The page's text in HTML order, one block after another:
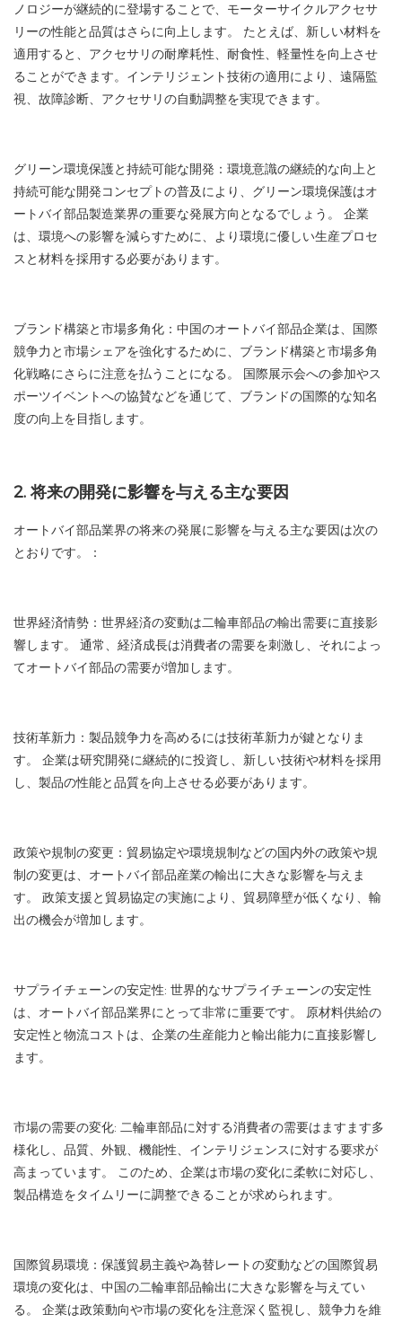
ノロジーが継続的に登場することで、モーターサイクルアクセサ
リーの性能と品質はさらに向上します。 たとえば、新しい材料を
適用すると、アクセサリの耐摩耗性、耐食性、軽量性を向上させ
ることができます。インテリジェント技術の適用により、遠隔監
視、故障診断、アクセサリの自動調整を実現できます。
グリーン環境保護と持続可能な開発：環境意識の継続的な向上と
持続可能な開発コンセプトの普及により、グリーン環境保護はオ
ートバイ部品製造業界の重要な発展方向となるでしょう。 企業
は、環境への影響を減らすために、より環境に優しい生産プロセ
スと材料を採用する必要があります。
ブランド構築と市場多角化：中国のオートバイ部品企業は、国際
競争力と市場シェアを強化するために、ブランド構築と市場多角
化戦略にさらに注意を払うことになる。 国際展示会への参加やス
ポーツイベントへの協賛などを通じて、ブランドの国際的な知名
度の向上を目指します。
2. 将来の開発に影響を与える主な要因
オートバイ部品業界の将来の発展に影響を与える主な要因は次の
とおりです。：
世界経済情勢：世界経済の変動は二輪車部品の輸出需要に直接影
響します。 通常、経済成長は消費者の需要を刺激し、それによっ
てオートバイ部品の需要が増加します。
技術革新力：製品競争力を高めるには技術革新力が鍵となりま
す。 企業は研究開発に継続的に投資し、新しい技術や材料を採用
し、製品の性能と品質を向上させる必要があります。
政策や規制の変更：貿易協定や環境規制などの国内外の政策や規
制の変更は、オートバイ部品産業の輸出に大きな影響を与えま
す。 政策支援と貿易協定の実施により、貿易障壁が低くなり、輸
出の機会が増加します。
サプライチェーンの安定性: 世界的なサプライチェーンの安定性
は、オートバイ部品業界にとって非常に重要です。 原材料供給の
安定性と物流コストは、企業の生産能力と輸出能力に直接影響し
ます。
市場の需要の変化: 二輪車部品に対する消費者の需要はますます多
様化し、品質、外観、機能性、インテリジェンスに対する要求が
高まっています。 このため、企業は市場の変化に柔軟に対応し、
製品構造をタイムリーに調整できることが求められます。
国際貿易環境：保護貿易主義や為替レートの変動などの国際貿易
環境の変化は、中国の二輪車部品輸出に大きな影響を与えてい
る。 企業は政策動向や市場の変化を注意深く監視し、競争力を維